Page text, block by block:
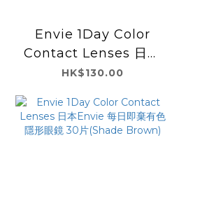
Envie 1Day Color
Contact Lenses 日本
Envie 每日即棄有色隱
(Champagne Gray))
HK$130.00